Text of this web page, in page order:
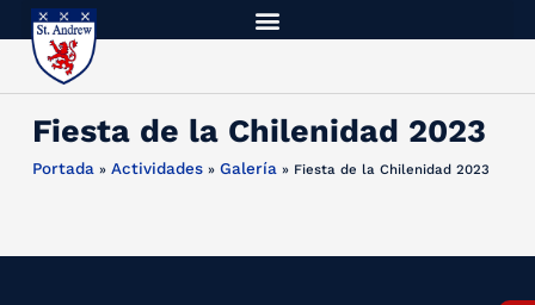
Fiesta de la Chilenidad 2023
Portada » Actividades» Galería » Fiesta de la Chilenidad 2023